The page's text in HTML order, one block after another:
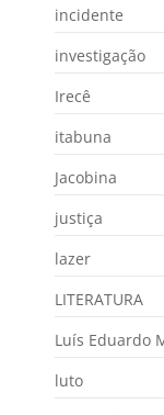
incidente
investigação
Irecê
itabuna
Jacobina
justiça
lazer
LITERATURA
Luís Eduardo
luto